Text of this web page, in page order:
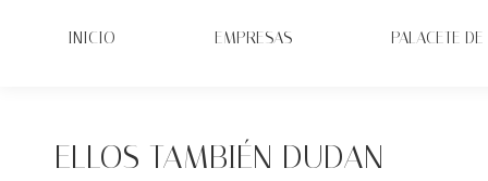
INICIO EMPRESAS PALACETE
ELLOS TAMBIÉN DUDAN